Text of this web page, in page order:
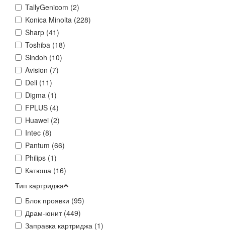
TallyGenicom (2)
Konica Minolta (228)
Sharp (41)
Toshiba (18)
Sindoh (10)
Avision (7)
Deli (11)
Digma (1)
FPLUS (4)
Huawei (2)
Intec (8)
Pantum (66)
Philips (1)
Катюша (16)
Тип картриджа
Блок проявки (95)
Драм-юнит (449)
Заправка картриджа (1)